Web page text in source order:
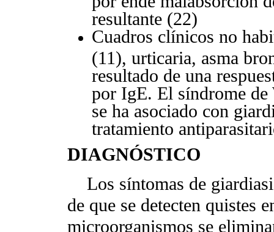
resultante (22)
Cuadros clínicos no
(11), urticaria, asma
resultado de una
por IgE. El síndrome de
se ha asociado con
tratamiento
DIAGNÓSTICO
Los síntomas de
de que se detecten quistes
microorganismos se